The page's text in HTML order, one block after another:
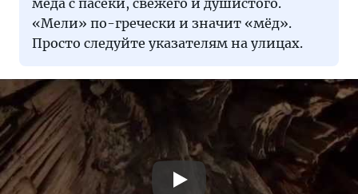
мёда с пасеки, свежего и душистого.
«Мели» по-гречески и значит «мёд».
Просто следуйте указателям на улицах.